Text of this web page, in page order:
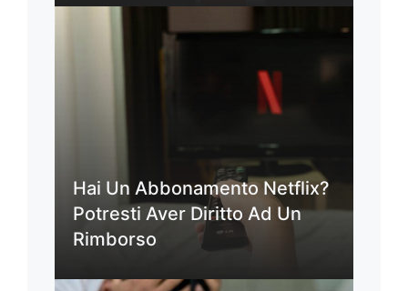
Hai Un Abbonamento Netflix?
Potresti Aver Diritto Ad Un
Rimborso